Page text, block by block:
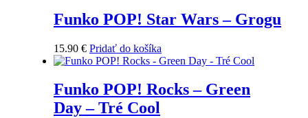
Funko POP! Star Wars – Grogu
15.90 € Pridať do košíka
Funko POP! Rocks – Green
Day – Tré Cool